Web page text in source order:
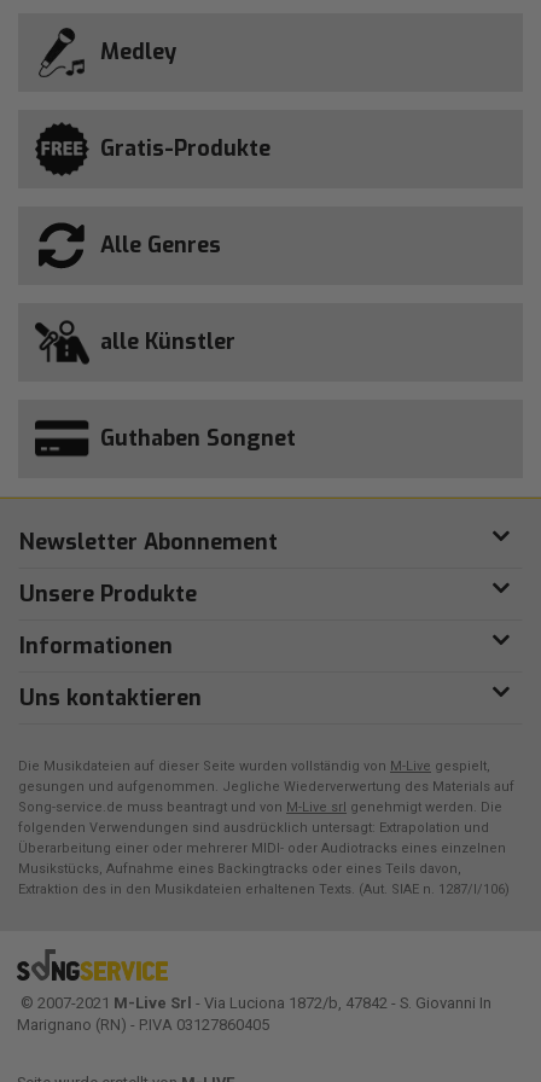
Medley
Gratis-Produkte
Alle Genres
alle Künstler
Guthaben Songnet
Newsletter Abonnement
Unsere Produkte
Informationen
Uns kontaktieren
Die Musikdateien auf dieser Seite wurden vollständig von M-Live gespielt,
gesungen und aufgenommen. Jegliche Wiederverwertung des Materials auf
Song-service.de muss beantragt und von M-Live srl genehmigt werden. Die
folgenden Verwendungen sind ausdrücklich untersagt: Extrapolation und
Überarbeitung einer oder mehrerer MIDI- oder Audiotracks eines einzelnen
Musikstücks, Aufnahme eines Backingtracks oder eines Teils davon,
Extraktion des in den Musikdateien erhaltenen Texts. (Aut. SIAE n. 1287/I/106)
© 2007-2021 M-Live Srl - Via Luciona 1872/b, 47842 - S. Giovanni In
Marignano (RN) - P.IVA 03127860405